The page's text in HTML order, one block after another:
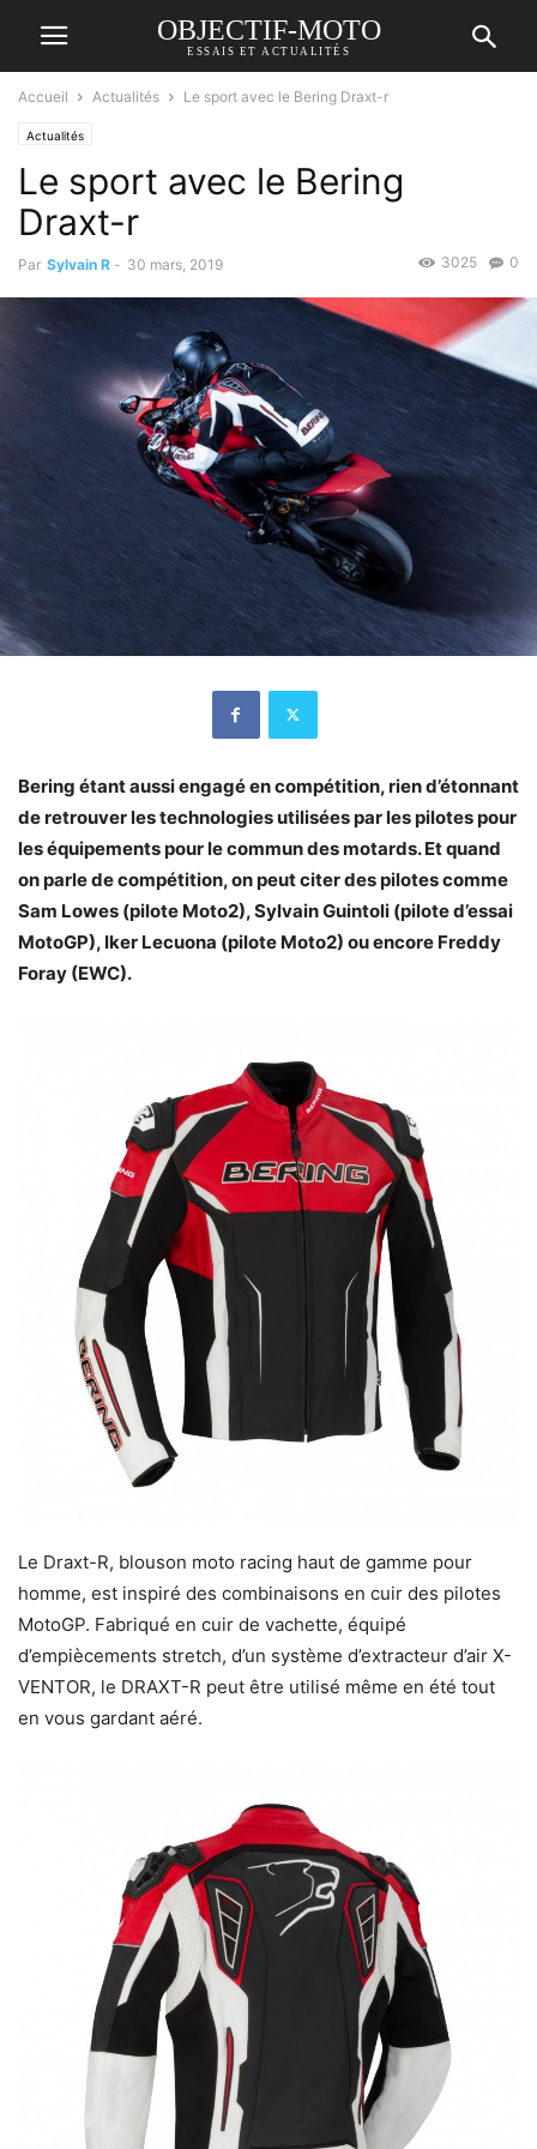
OBJECTIF-MOTO
ESSAIS ET ACTUALITÉS
Accueil Actualités Le sport avec le Bering Draxt-r
Actualités
Le sport avec le Bering
Draxt-r
Par Sylvain R - 30 mars, 2019 0
3025
Bering étant aussi engagé en compétition, rien d’étonnant
de retrouver les technologies utilisées par les pilotes pour
les équipements pour le commun des motards. Et quand
on parle de compétition, on peut citer des pilotes comme
Sam Lowes (pilote Moto2), Sylvain Guintoli (pilote d’essai
MotoGP), Iker Lecuona (pilote Moto2) ou encore Freddy
Foray (EWC).
Le Draxt-R, blouson moto racing haut de gamme pour
homme, est inspiré des combinaisons en cuir des pilotes
MotoGP. Fabriqué en cuir de vachette, équipé
d’empiècements stretch, d’un système d’extracteur d’air X-
VENTOR, le DRAXT-R peut être utilisé même en été tout
en vous gardant aéré.